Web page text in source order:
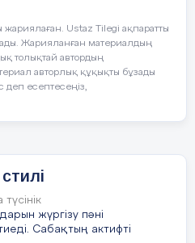
тілінен сабақ
Сол кезде бұл
шыны керек сәл
оқушылардың тілге
жоқ болатын. Тіпті
келіп «Бізге бұл
өзім қайтсем де
ата-аналардың
сүйіспеншілігін
де қызығушылық
Ustaz Tilegi ақпаратты
Жарияланған материалдың
толықтай автордың
авторлық құқықты бұзады
деп есептесеңіз,
жүргізу пәні
Сабақтың актифті